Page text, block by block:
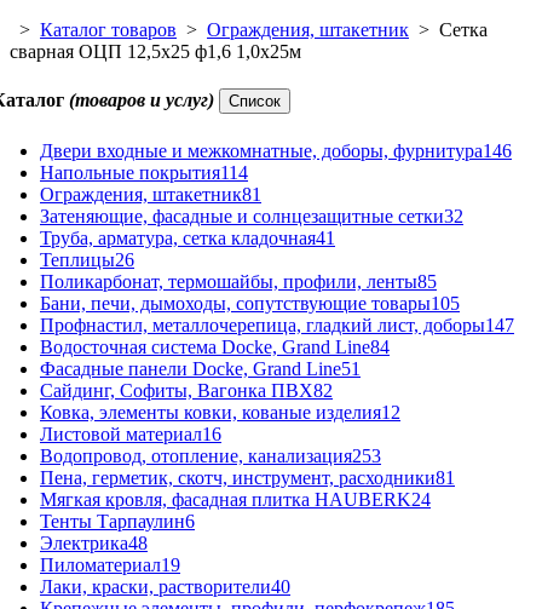
> Каталог товаров > Ограждения, штакетник > Сетка
сварная ОЦП 12,5х25 ф1,6 1,0х25м
(товаров и услуг) Список
Двери входные и межкомнатные, доборы, фурнитура146
Напольные покрытия114
Ограждения, штакетник81
Затеняющие, фасадные и солнцезащитные сетки32
Труба, арматура, сетка кладочная41
Теплицы26
Поликарбонат, термошайбы, профили, ленты85
Бани, печи, дымоходы, сопутствующие товары105
Профнастил, металлочерепица, гладкий лист, доборы147
Водосточная система Docke, Grand Line84
Фасадные панели Docke, Grand Line51
Сайдинг, Софиты, Вагонка ПВХ82
Ковка, элементы ковки, кованые изделия12
Листовой материал16
Водопровод, отопление, канализация253
Пена, герметик, скотч, инструмент, расходники81
Мягкая кровля, фасадная плитка HAUBERK24
Тенты Тарпаулин6
Электрика48
Пиломатериал19
Лаки, краски, растворители40